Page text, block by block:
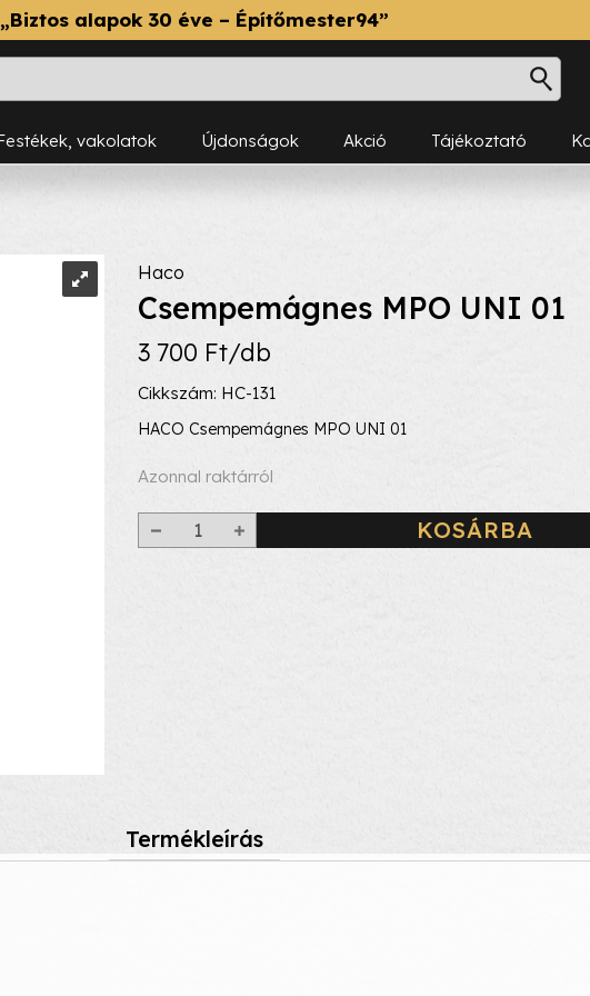
„Biztos alapok 30 éve – Építőmester94”
Festékek, vakolatok Újdonságok Akció Tájékoztató
Haco
Csempemágnes MPO UNI 01
3 700 Ft/db
Cikkszám: HC-131
HACO Csempemágnes MPO UNI 01
Azonnal raktárról
KOSÁRBA
Termékleírás